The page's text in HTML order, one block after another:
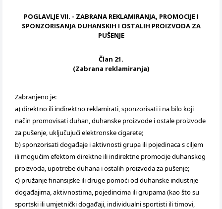
POGLAVLJE VII. - ZABRANA REKLAMIRANJA, PROMOCIJE I
SPONZORISANJA DUHANSKIH I OSTALIH PROIZVODA ZA
PUŠENJE
Član 21.
(Zabrana reklamiranja)
Zabranjeno je:
a) direktno ili indirektno reklamirati, sponzorisati i na bilo koji
način promovisati duhan, duhanske proizvode i ostale proizvode
za pušenje, uključujući elektronske cigarete;
b) sponzorisati događaje i aktivnosti grupa ili pojedinaca s ciljem
ili mogućim efektom direktne ili indirektne promocije duhanskog
proizvoda, upotrebe duhana i ostalih proizvoda za pušenje;
c) pružanje finansijske ili druge pomoći od duhanske industrije
događajima, aktivnostima, pojedincima ili grupama (kao što su
sportski ili umjetnički događaji, individualni sportisti ili timovi,